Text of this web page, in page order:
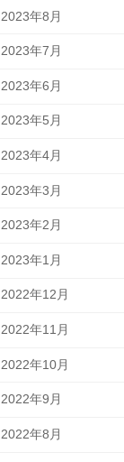
2023年8月
2023年7月
2023年6月
2023年5月
2023年4月
2023年3月
2023年2月
2023年1月
2022年12月
2022年11月
2022年10月
2022年9月
2022年8月